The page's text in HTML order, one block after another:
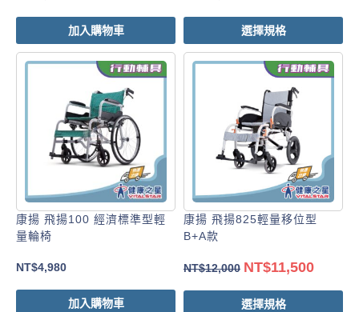
加入購物車 選擇規格
康揚 飛揚100 經濟標準型輕
量輪椅
NT$4,980
加入購物車
康揚 飛揚825輕量移位型
B+A款
NT$12,000 NT$11,500
選擇規格